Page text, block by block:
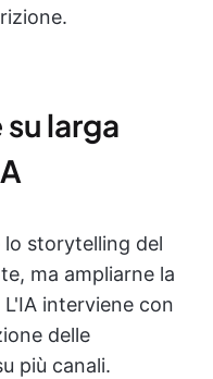
larga
lo storytelling del
ma ampliarne la
interviene con
delle
più canali.